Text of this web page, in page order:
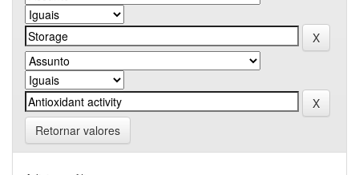
Retornar valores